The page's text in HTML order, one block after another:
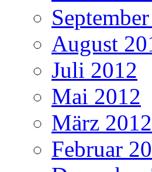
August
Juli 2012
Mai 2012
März 2012
Februar